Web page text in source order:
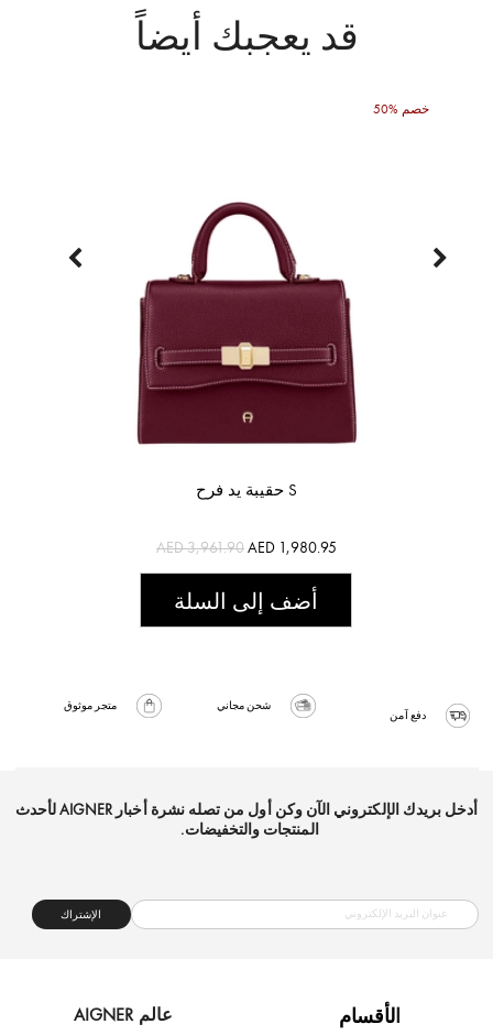
قد يعجبك أيضاً
50% خصم
حقيبة يد فرح S
AED 3,961.90AED 1,980.95
أضف إلى السلة